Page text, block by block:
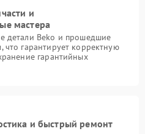
и
мастера
детали Beko и прошедшие
гарантирует корректную
гарантийных
и быстрый ремонт